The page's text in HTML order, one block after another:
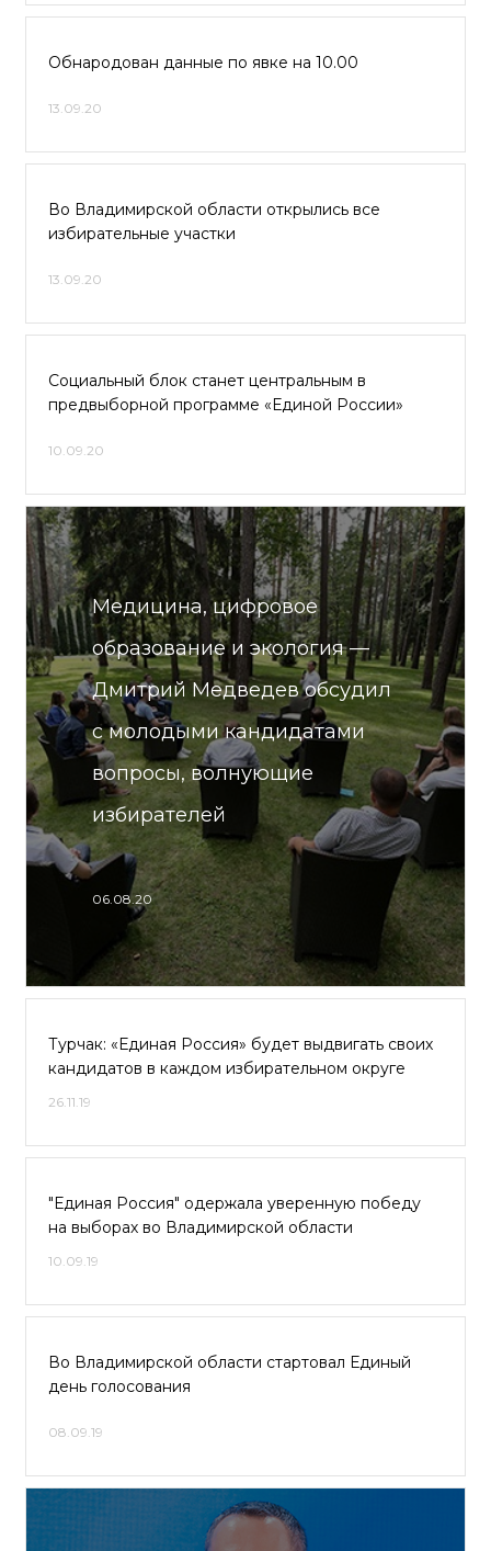
Обнародован данные по явке на 10.00
13.09.20
Во Владимирской области открылись все
избирательные участки
13.09.20
Социальный блок станет центральным в
предвыборной программе «Единой России»
10.09.20
Медицина, цифровое
образование и экология —
Дмитрий Медведев обсудил
с молодыми кандидатами
вопросы, волнующие
избирателей
06.08.20
Турчак: «Единая Россия» будет выдвигать своих
кандидатов в каждом избирательном округе
26.11.19
"Единая Россия" одержала уверенную победу
на выборах во Владимирской области
10.09.19
Во Владимирской области стартовал Единый
день голосования
08.09.19